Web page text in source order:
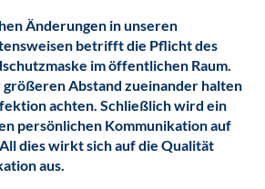
Änderungen in unseren
betrifft die Pflicht des
im öffentlichen Raum.
größeren Abstand zueinander halten
achten. Schließlich wird ein
persönlichen Kommunikation auf
dies wirkt sich auf die Qualität
aus.